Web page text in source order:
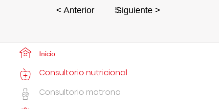
< Anterior 5
Siguiente >
Inicio
Consultorio nutricional
Consultorio matrona